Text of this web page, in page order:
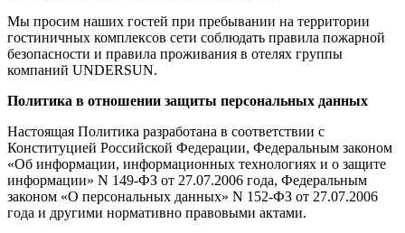
Мы просим наших гостей при пребывании на территории
гостиничных комплексов сети соблюдать правила пожарной
безопасности и правила проживания в отелях группы
компаний UNDERSUN.
Политика в отношении защиты персональных данных
Настоящая Политика разработана в соответствии с
Конституцией Российской Федерации, Федеральным законом
«Об информации, информационных технологиях и о защите
информации» N 149-ФЗ от 27.07.2006 года, Федеральным
законом «О персональных данных» N 152-ФЗ от 27.07.2006
года и другими нормативно правовыми актами.